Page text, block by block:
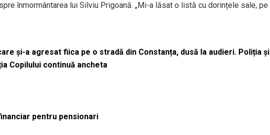
înmormântarea lui Silviu Prigoană. „Mi-a lăsat o listă cu dorințele sale, pe
și-a agresat fiica pe o stradă din Constanța, dusă la audieri. Poliția și
Copilului continuă ancheta
pentru pensionari